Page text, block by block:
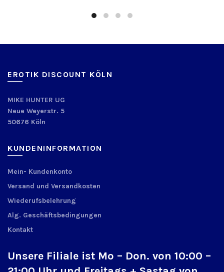
EROTIK DISCOUNT KÖLN
MIKE HUNTER UG
Neue Weyerstr. 5
50676 Köln
KUNDENINFORMATION
Mein- Kundenkonto
Versand und Versandkosten
Wiederufsbelehrung
Alg. Geschäftsbedingungen
Kontakt
Unsere Filiale ist Mo – Don. von 10:00 –